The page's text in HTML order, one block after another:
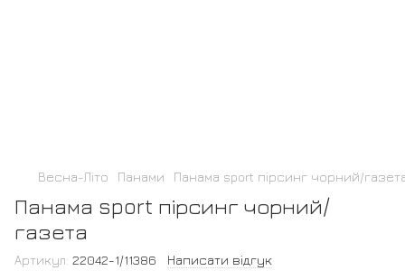
Весна-Літо Панами Панама sport пірсинг чорний/
Панама sport пірсинг чорний/
газета
Артикул: 22042-1/11386 Написати відгук